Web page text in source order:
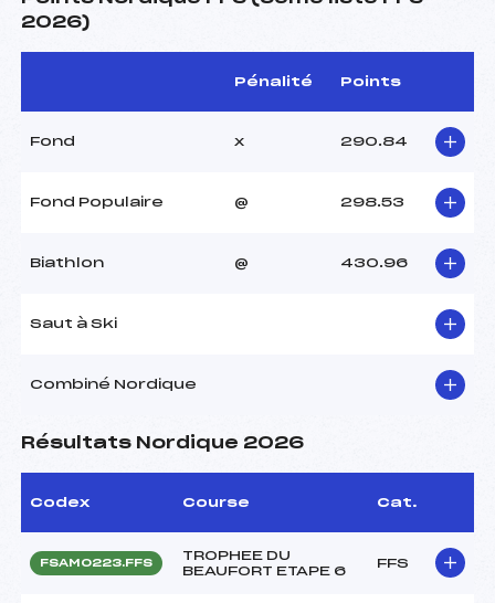
2026)
Pénalité Points
Fond x 290.84
Fond Populaire @ 298.53
Biathlon @ 430.96
Saut à Ski
Combiné Nordique
Résultats Nordique 2026
Codex Course Cat.
FSAM0223.FFS
TROPHEE DU
BEAUFORT ETAPE 6
FFS